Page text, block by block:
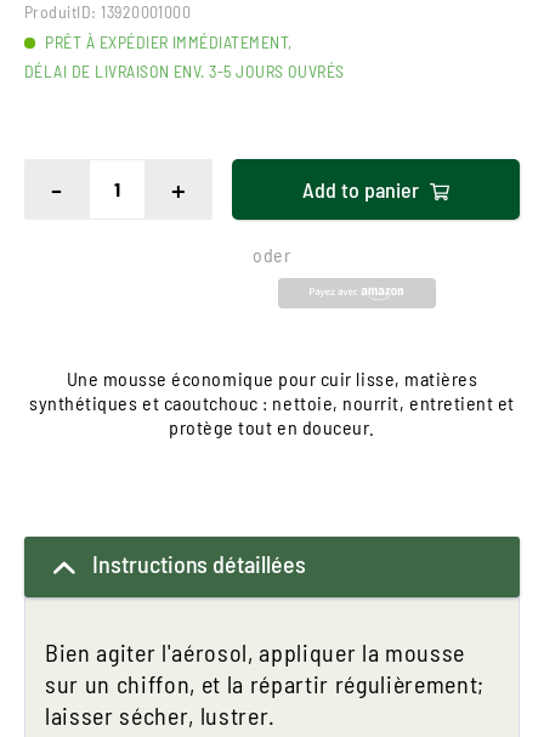
ProduitID: 13920001000
PRÊT À EXPÉDIER IMMÉDIATEMENT,
DÉLAI DE LIVRAISON ENV. 3-5 JOURS OUVRÉS
- + Add to panier
oder
Une mousse économique pour cuir lisse, matières
synthétiques et caoutchouc : nettoie, nourrit, entretient et
protège tout en douceur.
Instructions détaillées
Bien agiter l'aérosol, appliquer la mousse
sur un chiffon, et la répartir régulièrement;
laisser sécher, lustrer.